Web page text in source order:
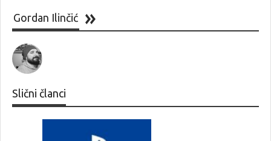
Gordan Ilinčić
Slični članci